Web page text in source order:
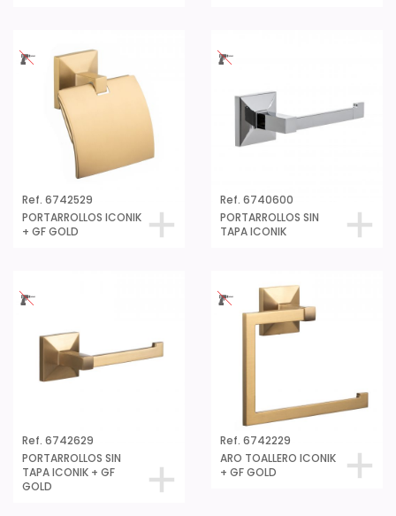
Ref. 6742529
PORTARROLLOS ICONIK
+ GF GOLD
Ref. 6740600
PORTARROLLOS SIN
TAPA ICONIK
Ref. 6742629
PORTARROLLOS SIN
TAPA ICONIK + GF
GOLD
Ref. 6742229
ARO TOALLERO ICONIK
+ GF GOLD